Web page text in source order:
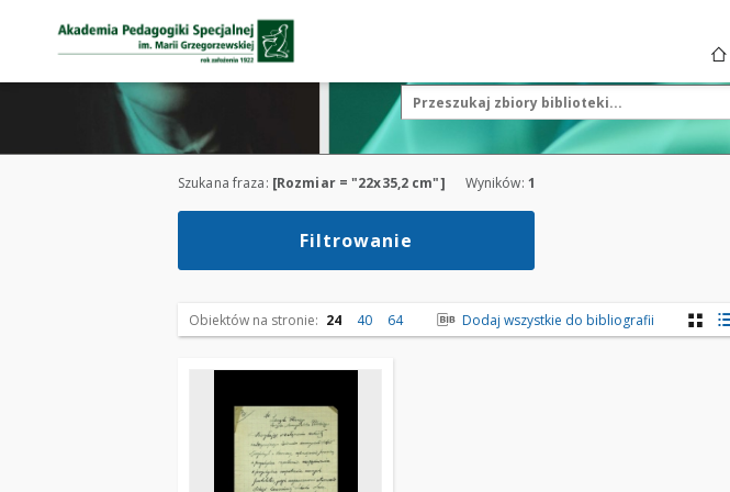
Szukana fraza: [Rozmiar = "22x35,2 cm"] Wyników: 1
Filtrowanie
Obiektów na stronie: 24 40 64 Dodaj wszystkie do bibliografii